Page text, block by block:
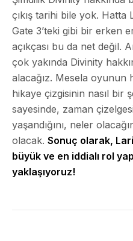
çıkış tarihi bile yok. Hatta
Gate 3’teki gibi bir erken
açıkçası bu da net değil.
çok yakında Divinity
alacağız. Mesela oyunun
hikaye çizgisinin nasıl bir
sayesinde, zaman
yaşandığını, neler
olacak. Sonuç olarak,
büyük ve en iddialı rol
yaklaşıyoruz!